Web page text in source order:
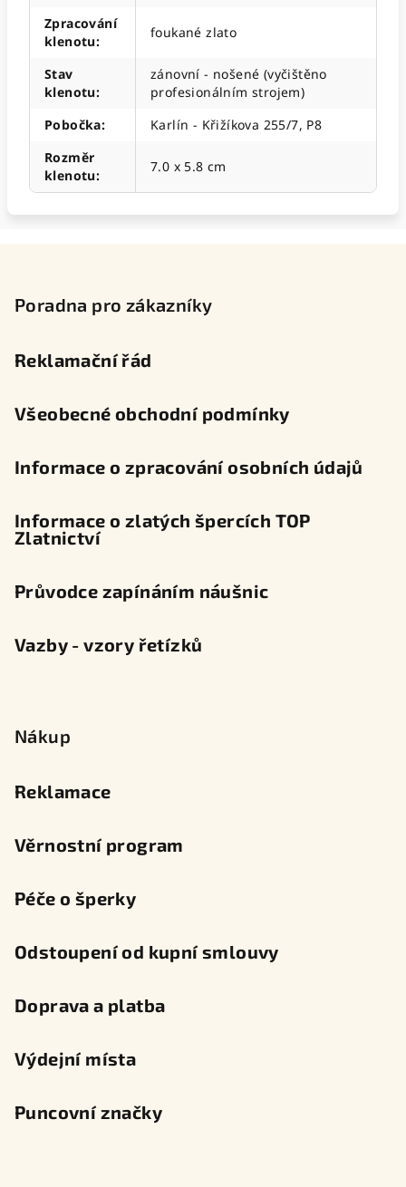
Zpracování
klenotu:
foukané zlato
Stav
klenotu:
zánovní - nošené (vyčištěno
profesionálním strojem)
Pobočka:
Karlín - Křižíkova 255/7, P8
Rozměr
klenotu:
7.0 x 5.8 cm
Poradna pro zákazníky
Reklamační řád
Všeobecné obchodní podmínky
Informace o zpracování osobních údajů
Informace o zlatých špercích TOP
Zlatnictví
Průvodce zapínáním náušnic
Vazby - vzory řetízků
Nákup
Reklamace
Věrnostní program
Péče o šperky
Odstoupení od kupní smlouvy
Doprava a platba
Výdejní místa
Puncovní značky